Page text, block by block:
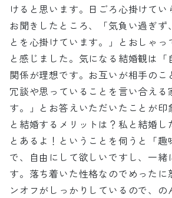
けると思います。日ごろ心掛けてい
お聞きしたところ、「気負い過ぎず
とを心掛けています。」とおしゃっ
と感じました。気になる結婚観は「
関係が理想です。お互いが相手のこ
冗談や思っていることを言い合える
す。」とお答えいただいたことが印
と結婚するメリットは？私と結婚し
とあるよ！ということを伺うと「趣
で、自由にして欲しいですし、一緒
す。落ち着いた性格なのでめったに
ンオフがしっかりしているので、の